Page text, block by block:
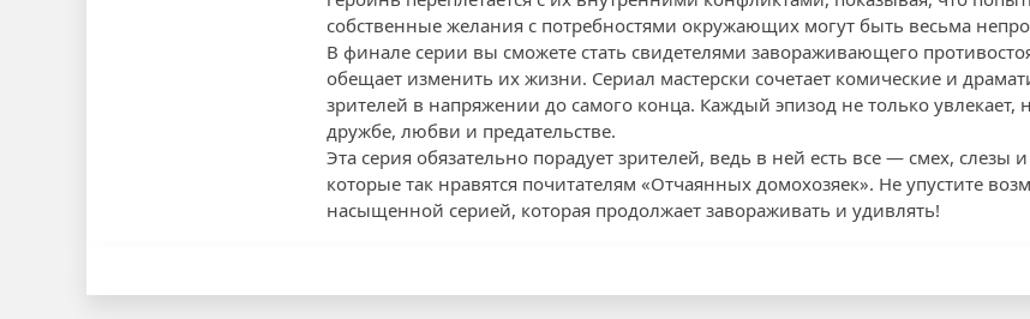
собственные желания с потребностями окружающих могут быть весьма
В финале серии вы сможете стать свидетелями завораживающего
обещает изменить их жизни. Сериал мастерски сочетает комические и
зрителей в напряжении до самого конца. Каждый эпизод не только увлекает,
дружбе, любви и предательстве.
Эта серия обязательно порадует зрителей, ведь в ней есть все — смех,
которые так нравятся почитателям «Отчаянных домохозяек». Не упустите
насыщенной серией, которая продолжает завораживать и удивлять!